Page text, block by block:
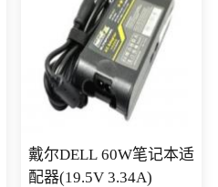
戴尔DELL 60W笔记本适
配器(19.5V 3.34A)